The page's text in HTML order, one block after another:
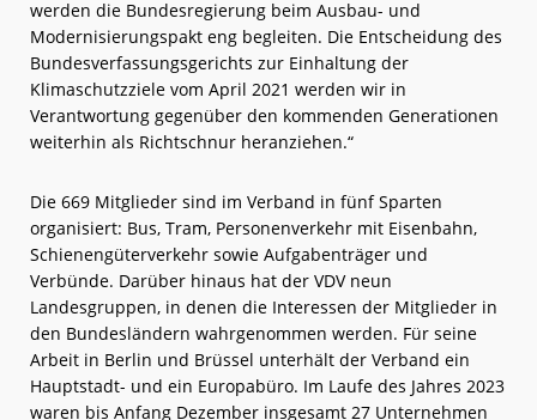
werden die Bundesregierung beim Ausbau- und
Modernisierungspakt eng begleiten. Die Entscheidung des
Bundesverfassungsgerichts zur Einhaltung der
Klimaschutzziele vom April 2021 werden wir in
Verantwortung gegenüber den kommenden Generationen
weiterhin als Richtschnur heranziehen.“
Die 669 Mitglieder sind im Verband in fünf Sparten
organisiert: Bus, Tram, Personenverkehr mit Eisenbahn,
Schienengüterverkehr sowie Aufgabenträger und
Verbünde. Darüber hinaus hat der VDV neun
Landesgruppen, in denen die Interessen der Mitglieder in
den Bundesländern wahrgenommen werden. Für seine
Arbeit in Berlin und Brüssel unterhält der Verband ein
Hauptstadt- und ein Europabüro. Im Laufe des Jahres 2023
waren bis Anfang Dezember insgesamt 27 Unternehmen